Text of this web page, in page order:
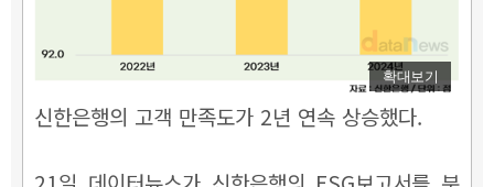
확대보기
신한은행의 고객 만족도가 2년 연속 상승했다.